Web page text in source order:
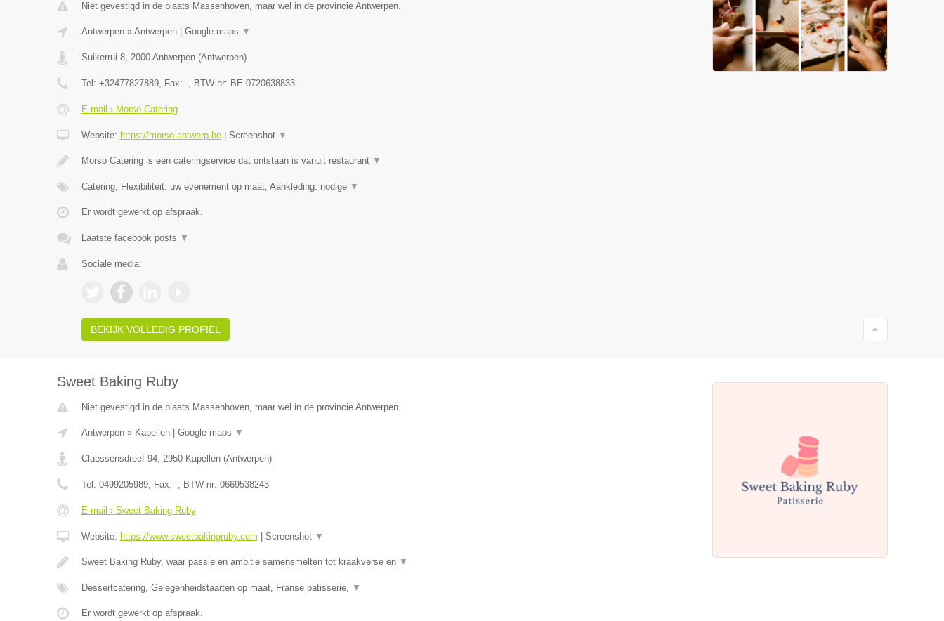
Niet gevestigd in de plaats Massenhoven, maar wel in de provincie Antwerpen.
Antwerpen» Antwerpen| Google maps ▼
Suikerrui 8, 2000 Antwerpen(Antwerpen)
Tel: +32477827889, Fax: -, BTW-nr: BE 0720638833
E-mail › Morso Catering
Website: https://morso-antwerp.be| Screenshot ▼
Morso Catering is een cateringservice dat ontstaan is vanuit restaurant ▼
Catering, Flexibiliteit: uw evenement op maat, Aankleding: nodige ▼
Er wordt gewerkt op afspraak.
Laatste facebook posts ▼
Sociale media:
BEKIJK VOLLEDIG PROFIEL
Sweet Baking Ruby
Niet gevestigd in de plaats Massenhoven, maar wel in de provincie Antwerpen.
Antwerpen» Kapellen| Google maps ▼
Claessensdreef 94, 2950 Kapellen(Antwerpen)
Tel: 0499205989, Fax: -, BTW-nr: 0669538243
E-mail › Sweet Baking Ruby
Website: https://www.sweetbakingruby.com Screenshot ▼
Sweet Baking Ruby, waar passie en ambitie samensmelten tot kraakverse en ▼
Dessertcatering, Gelegenheidstaarten op maat, Franse patisserie, ▼
Er wordt gewerkt op afspraak.